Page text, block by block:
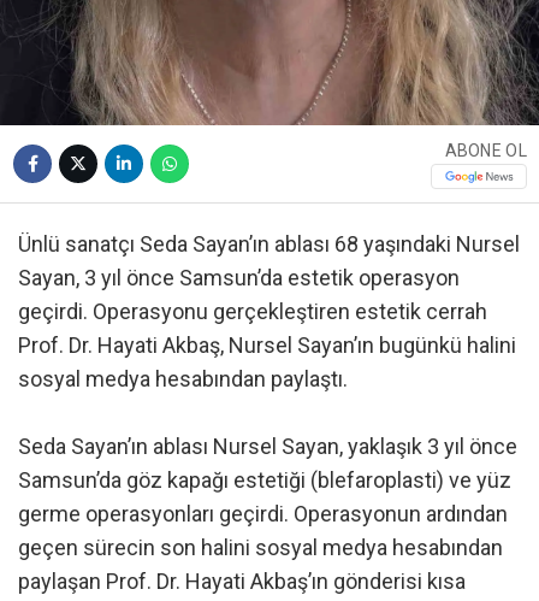
ABONE OL
Ünlü sanatçı Seda Sayan’ın ablası 68 yaşındaki Nursel
Sayan, 3 yıl önce Samsun’da estetik operasyon
geçirdi. Operasyonu gerçekleştiren estetik cerrah
Prof. Dr. Hayati Akbaş, Nursel Sayan’ın bugünkü halini
sosyal medya hesabından paylaştı.
Seda Sayan’ın ablası Nursel Sayan, yaklaşık 3 yıl önce
Samsun’da göz kapağı estetiği (blefaroplasti) ve yüz
germe operasyonları geçirdi. Operasyonun ardından
geçen sürecin son halini sosyal medya hesabından
paylaşan Prof. Dr. Hayati Akbaş’ın gönderisi kısa